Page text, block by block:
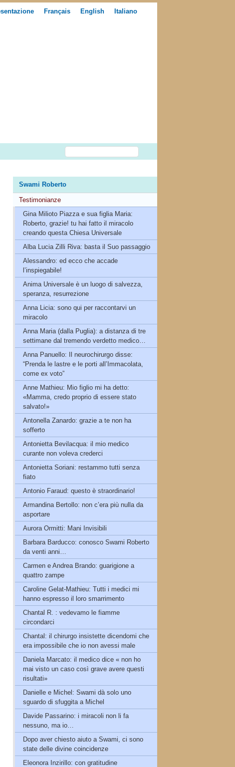
Italiano
English
Français
Swami Roberto
Testimonianze
Gina Milioto Piazza e sua figlia Maria:
Roberto, grazie! tu hai fatto il miracolo
creando questa Chiesa Universale
Alba Lucia Zilli Riva: basta il Suo passaggio
Alessandro: ed ecco che accade
l’inspiegabile!
Anima Universale è un luogo di salvezza,
speranza, resurrezione
Anna Licia: sono qui per raccontarvi un
miracolo
Anna Maria (dalla Puglia): a distanza di tre
settimane dal tremendo verdetto medico…
Anna Panuello: Il neurochirurgo disse:
“Prenda le lastre e le porti all’Immacolata,
come ex voto”
Anne Mathieu: Mio figlio mi ha detto:
«Mamma, credo proprio di essere stato
salvato!»
Antonella Zanardo: grazie a te non ha
sofferto
Antonietta Bevilacqua: il mio medico
curante non voleva crederci
Antonietta Soriani: restammo tutti senza
fiato
Antonio Faraud: questo è straordinario!
Armandina Bertollo: non c’era più nulla da
asportare
Aurora Ormitti: Mani Invisibili
Barbara Barducco: conosco Swami Roberto
da venti anni…
Carmen e Andrea Brando: guarigione a
quattro zampe
Caroline Gelat-Mathieu: Tutti i medici mi
hanno espresso il loro smarrimento
Chantal R. : vedevamo le fiamme
circondarci
Chantal: il chirurgo insistette dicendomi che
era impossibile che io non avessi male
Daniela Marcato: il medico dice « non ho
mai visto un caso così grave avere questi
risultati»
Danielle e Michel: Swami dà solo uno
sguardo di sfuggita a Michel
Davide Passarino: i miracoli non li fa
nessuno, ma io…
Dopo aver chiesto aiuto a Swami, ci sono
state delle divine coincidenze
Eleonora Inzirillo: con gratitudine